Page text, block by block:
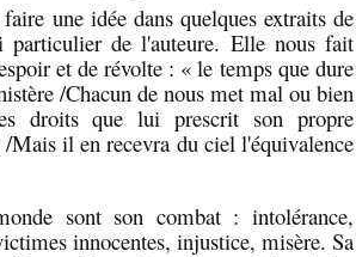
une idée dans quelques extraits de
particulier de l'auteure. Elle nous fait
et de révolte : « le temps que dure
/Chacun de nous met mal ou bien
droits que lui prescrit son propre
Mais il en recevra du ciel l'équivalence
sont son combat : intolérance,
innocentes, injustice, misère. Sa